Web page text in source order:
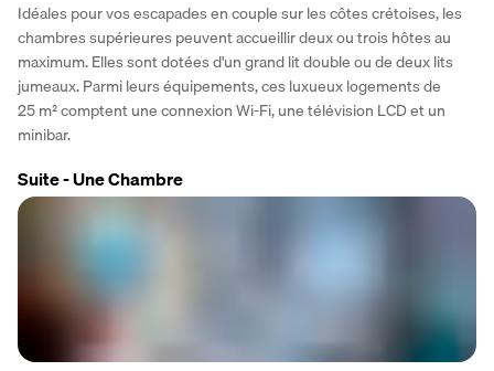
Idéales pour vos escapades en couple sur les côtes crétoises, les
chambres supérieures peuvent accueillir deux ou trois hôtes au
maximum. Elles sont dotées d'un grand lit double ou de deux lits
jumeaux. Parmi leurs équipements, ces luxueux logements de
25 m² comptent une connexion Wi-Fi, une télévision LCD et un
minibar.
Suite - Une Chambre